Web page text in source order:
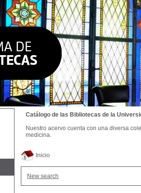
Inicio
New search
Catálogo de las Bibliotecas de la
Nuestro acervo cuenta con una diversa
medicina.